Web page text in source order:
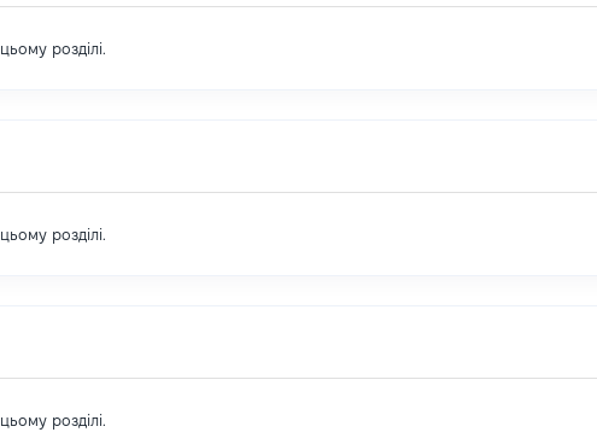
розділі.
розділі.
розділі.